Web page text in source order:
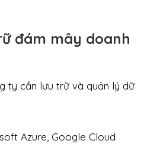
đám mây doanh
ty cần lưu trữ và quản lý dữ
Azure, Google Cloud